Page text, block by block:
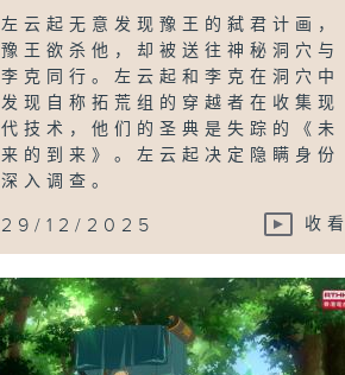
左云起无意发现豫王的弑君计画，
豫王欲杀他，却被送往神秘洞穴与
李克同行。左云起和李克在洞穴中
发现自称拓荒组的穿越者在收集现
代技术，他们的圣典是失踪的《未
来的到来》。左云起决定隐瞒身份
深入调查。
29/12/2025 收看